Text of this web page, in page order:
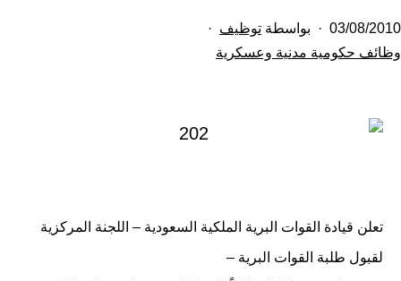
تم
النشر
03/08/2010 بواسطة توظيف
مصنف
وظائف حكومية مدنية وعسكرية
تعلن قيادة القوات البرية الملكية السعودية – اللجنة المركزية
لقبول طلبة القوات البرية –